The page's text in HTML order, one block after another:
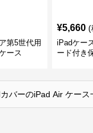
第5世代用
ース
¥5,660 (
iPadケー
ード付き
バーのiPad Air ケース